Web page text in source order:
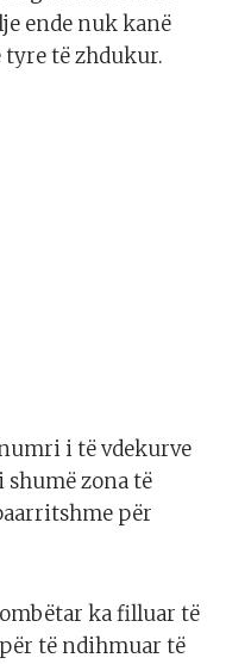
ende nuk kanë
të zhdukur.
i të vdekurve
zona të
për
ka filluar të
të ndihmuar të